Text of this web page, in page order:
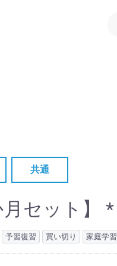
共通
セット】 *
予習復習 買い切り 家庭学習